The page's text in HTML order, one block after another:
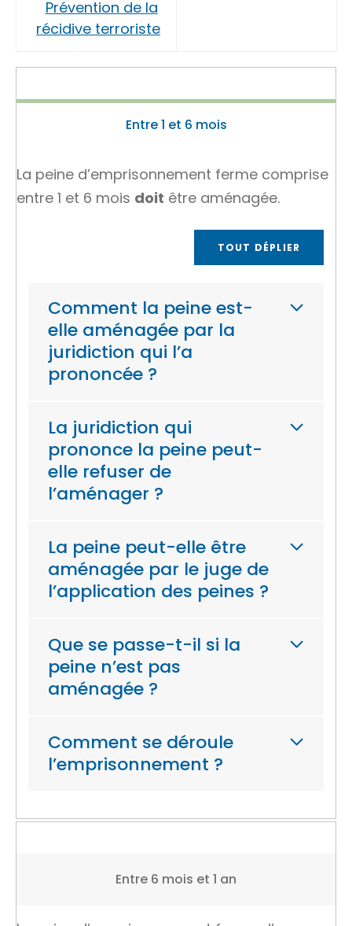
Prévention de la
récidive terroriste
Entre 1 et 6 mois
La peine d’emprisonnement ferme comprise
entre 1 et 6 mois doit être aménagée.
TOUT DÉPLIER
Comment la peine est-
elle aménagée par la
juridiction qui l’a
prononcée ?
La juridiction qui
prononce la peine peut-
elle refuser de
l’aménager ?
La peine peut-elle être
aménagée par le juge de
l’application des peines ?
Que se passe-t-il si la
peine n’est pas
aménagée ?
Comment se déroule
l’emprisonnement ?
Entre 6 mois et 1 an